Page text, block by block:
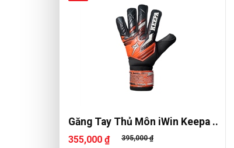
Găng Tay Thủ Môn iWin Keepa ..
355,000 ₫ 395,000 ₫